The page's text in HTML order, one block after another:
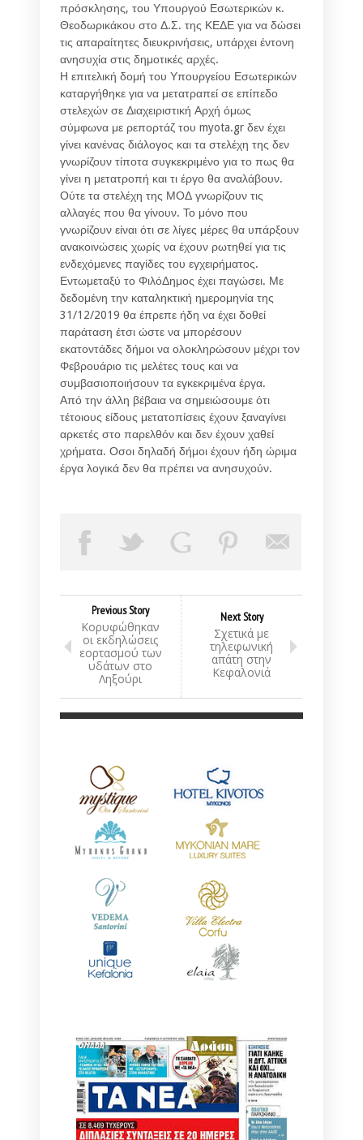
πρόσκλησης, του Υπουργού Εσωτερικών κ.
Θεοδωρικάκου στο Δ.Σ. της ΚΕΔΕ για να δώσει
τις απαραίτητες διευκρινήσεις, υπάρχει έντονη
ανησυχία στις δημοτικές αρχές.
Η επιτελική δομή του Υπουργείου Εσωτερικών
καταργήθηκε για να μετατραπεί σε επίπεδο
στελεχών σε Διαχειριστική Αρχή όμως
σύμφωνα με ρεπορτάζ του myota.gr δεν έχει
γίνει κανένας διάλογος και τα στελέχη της δεν
γνωρίζουν τίποτα συγκεκριμένο για το πως θα
γίνει η μετατροπή και τι έργο θα αναλάβουν.
Ούτε τα στελέχη της ΜΟΔ γνωρίζουν τις
αλλαγές που θα γίνουν. Το μόνο που
γνωρίζουν είναι ότι σε λίγες μέρες θα υπάρξουν
ανακοινώσεις χωρίς να έχουν ρωτηθεί για τις
ενδεχόμενες παγίδες του εγχειρήματος.
Εντωμεταξύ το ΦιλόΔημος έχει παγώσει. Με
δεδομένη την καταληκτική ημερομηνία της
31/12/2019 θα έπρεπε ήδη να έχει δοθεί
παράταση έτσι ώστε να μπορέσουν
εκατοντάδες δήμοι να ολοκληρώσουν μέχρι τον
Φεβρουάριο τις μελέτες τους και να
συμβασιοποιήσουν τα εγκεκριμένα έργα.
Από την άλλη βέβαια να σημειώσουμε ότι
τέτοιους είδους μετατοπίσεις έχουν ξαναγίνει
αρκετές στο παρελθόν και δεν έχουν χαθεί
χρήματα. Οσοι δηλαδή δήμοι έχουν ήδη ώριμα
έργα λογικά δεν θα πρέπει να ανησυχούν.
Previous Story
Κορυφώθηκαν
οι εκδηλώσεις
εορτασμού των
υδάτων στο
Ληξούρι
Next Story
Σχετικά με
τηλεφωνική
απάτη στην
Κεφαλονιά